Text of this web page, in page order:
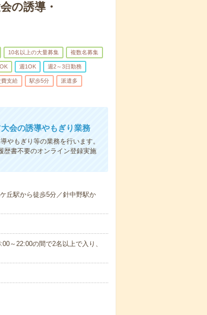
の誘導・
10名以上の大量募集 複数名募集
週1OK 週2～3日勤務
費支給 駅歩5分 派遣多
会の誘導やもぎり業務
やもぎり等の業務を行います。
歴書不要のオンライン登録実施
丘駅から徒歩5分／針中野駅か
～22:00の間で2名以上で入り、